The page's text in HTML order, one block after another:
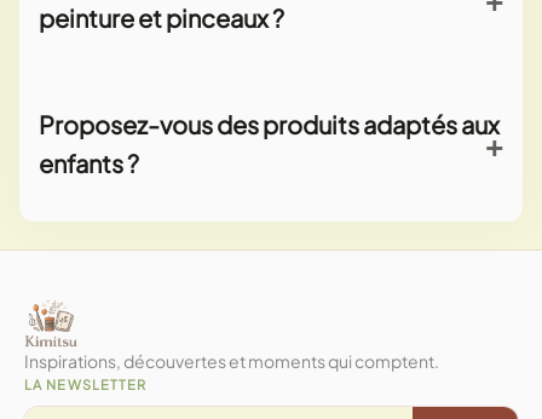
peinture et pinceaux ?
contrôle pour les détails et les finitions.
Proposez-vous des produits adaptés aux
enfants ?
Oui, notre sélection inclut des fournitures
sécurisées et faciles d'utilisation pour les activités
Inspirations, découvertes et moments qui comptent.
LA NEWSLETTER